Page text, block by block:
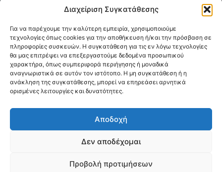
Διαχείριση Συγκατάθεσης
Για να παρέχουμε την καλύτερη εμπειρία, χρησιμοποιούμε
τεχνολογίες όπως cookies για την αποθήκευση ή/και την πρόσβαση σε
πληροφορίες συσκευών. Η συγκατάθεση για τις εν λόγω τεχνολογίες
θα μας επιτρέψει να επεξεργαστούμε δεδομένα προσωπικού
χαρακτήρα, όπως συμπεριφορά περιήγησης ή μοναδικά
αναγνωριστικά σε αυτόν τον ιστότοπο. Η μη συγκατάθεση ή η
ανάκληση της συγκατάθεσης, μπορεί να επηρεάσει αρνητικά
ορισμένες λειτουργίες και δυνατότητες.
Αποδοχή
Δεν αποδέχομαι
Προβολή προτιμήσεων
παγκόσμιο σύνθημα «Servo per Amikeco» (Υπηρετώ δια της
Contact us:ipamagnesia@gmail.com
FOLLOW US
@2026 I.P.A. Magnesia by paggus